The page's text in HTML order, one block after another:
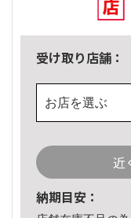
受け取り店舗：
お店を選ぶ
近
納期目安：